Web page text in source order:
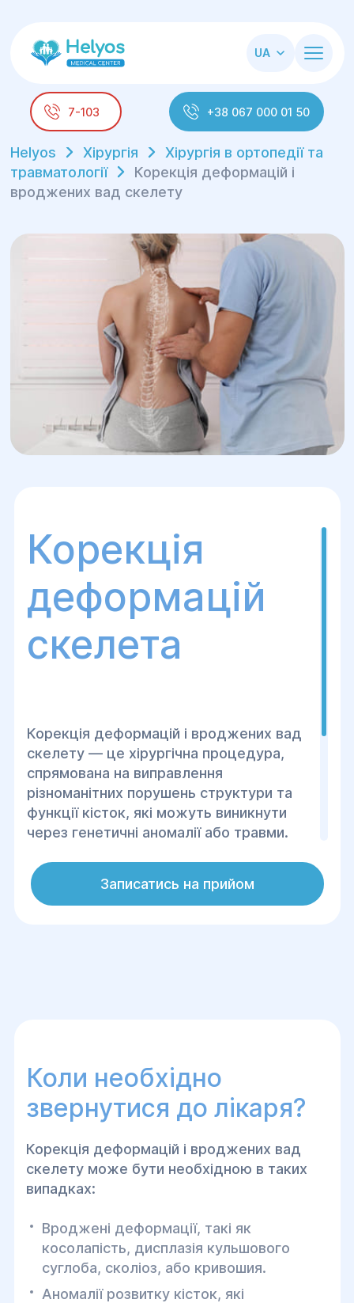
UA
7-103 +38 067 000 01 50
Helyos Хірургія
Хірургія в ортопедії та
травматології
Корекція деформацій і
вроджених вад скелету
Корекція
деформацій
скелета
Корекція деформацій і вроджених вад
скелету — це хірургічна процедура,
спрямована на виправлення
різноманітних порушень структури та
функції кісток, які можуть виникнути
через генетичні аномалії або травми.
з’являються в результаті аномалій
розвитку плоду і можуть включати різні
Записатись на прийом
Коли необхідно
звернутися до лікаря?
Корекція деформацій і вроджених вад
скелету може бути необхідною в таких
випадках:
Вроджені деформації, такі як
косолапість, дисплазія кульшового
суглоба, сколіоз, або кривошия.
Аномалії розвитку кісток, які